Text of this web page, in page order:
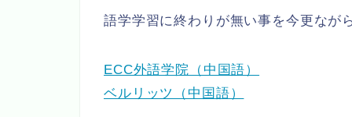
語学学習に終わりが無い事を今更なが
ECC外語学院（中国語）
ベルリッツ（中国語）